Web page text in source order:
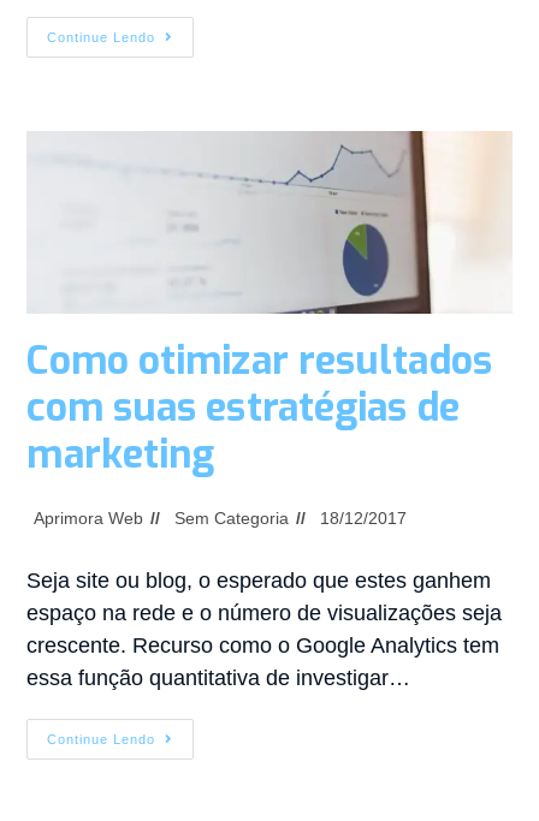
Continue Lendo
Como otimizar resultados
com suas estratégias de
marketing
Aprimora Web Sem Categoria 18/12/2017
Seja site ou blog, o esperado que estes ganhem
espaço na rede e o número de visualizações seja
crescente. Recurso como o Google Analytics tem
essa função quantitativa de investigar…
Continue Lendo